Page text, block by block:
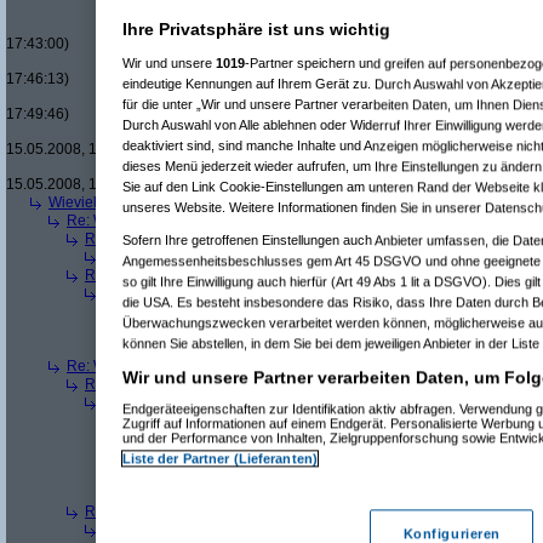
17:43:00)
Re(20): Men in
17:46:13)
Re(21): Men in
17:49:46)
Re(22): Men
15.05.2008, 18:07:18)
Re(23):
15.05.2008, 18:13:17)
Wieviele blus/hd-dvds habt ihr schon?(bröslam 15.05.2008, 18:06:08)
Re: Wieviele blus/hd-dvds habt ihr schon?
Re(2): Wieviele blus/hd-dvds habt ihr schon?(brösl am 15.05.2008,
Re(3): Wieviele blus/hd-dvds habt ihr schon?(ducducam
Re(2): Wieviele blus/hd-dvds habt ihr schon?(hackenbusham
Re(3): Wieviele blus/hd-dvds habt ihr schon?
( ducducam
Re(4): Wieviele blus/hd-dvds habt ihr schon?( hackenbusham
Re(5): Wieviele blus/hd-dvds habt ihr schon?(ducducam
Re(6): Wieviele blus/hd-dvds habt ihr schon?(
Re: Wieviele blus/hd-dvds habt ihr schon?
Re(2): Wieviele blus/hd-dvds habt ihr schon?(ducducam
Re(3): Wieviele blus/hd-dvds habt ihr schon? ("without"am
Re(4): Wieviele blus/hd-dvds habt ihr schon?(ducduc am
Re(5): Wieviele blus/hd-dvds habt ihr schon?("without"am
Re(6): Wieviele blus/hd-dvds habt ihr schon?
Re(2): Wieviele blus/hd-dvds habt ihr schon?(bröslam 15.05.2008,
(ducducam
Ihre Privatsphäre ist uns wichtig
Wir und unsere 1019-Partner speichern und greifen auf
eindeutige Kennungen auf Ihrem Gerät zu. Durch Auswahl von
für die unter „Wir und unsere Partner verarbeiten Daten, um Ihnen
Durch Auswahl von Alle ablehnen oder Widerruf Ihrer Einwilligung
deaktiviert sind, sind manche Inhalte und Anzeigen möglicherweise
dieses Menü jederzeit wieder aufrufen, um Ihre Einstellungen zu
Sie auf den Link Cookie-Einstellungen am unteren Rand der Webseite
unseres Website. Weitere Informationen finden Sie in unserer
Sofern Ihre getroffenen Einstellungen auch Anbieter umfassen, die
Angemessenheitsbeschlusses gem Art 45 DSGVO und ohne
so gilt Ihre Einwilligung auch hierfür (Art 49 Abs 1 lit a DSGVO). Dies
die USA. Es besteht insbesondere das Risiko, dass Ihre Daten durch
Überwachungszwecken verarbeitet werden können, möglicherweise
können Sie abstellen, in dem Sie bei dem jeweiligen Anbieter in der
Wir und unsere Partner verarbeiten Daten, um
Endgeräteeigenschaften zur Identifikation aktiv abfragen. Verwendung
Zugriff auf Informationen auf einem Endgerät. Personalisierte Werbung
und der Performance von Inhalten, Zielgruppenforschung sowie
Liste der Partner (Lieferanten)
Konfigurieren